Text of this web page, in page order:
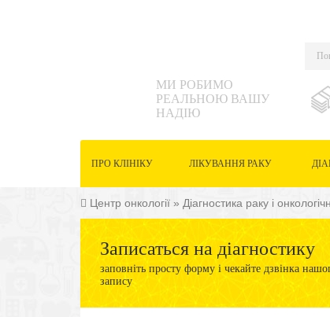
МИ РОБИМО
РЕАЛЬНОЮ ВАШУ
НАДІЮ
ПРО КЛІНІКУ ЛІКУВАННЯ РАКУ
Центр онкології » Діагностика раку і
Записаться на діагностику
заповніть просту форму і чекайте дзвінка
запису